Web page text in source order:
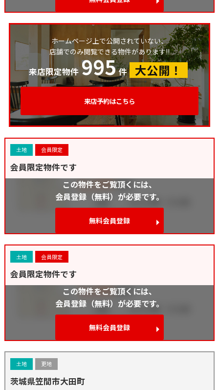
ホームページ上で公開されていない、
店舗でのみ閲覧できる物件があります!!
来店限定物件 995 件 大公開！
来店予約はこちら
土地 会員限定
会員限定物件です
この物件をご覧頂くには、
会員登録（無料）が必要です。
無料会員登録
土地 会員限定
会員限定物件です
この物件をご覧頂くには、
会員登録（無料）が必要です。
無料会員登録
土地 更地
茨城県笠間市大田町